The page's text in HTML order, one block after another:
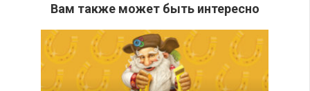
Вам также может быть интересно